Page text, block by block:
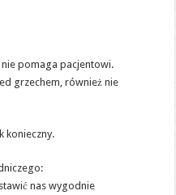
pomaga pacjentowi.
grzechem, również nie
konieczny.
nas wygodnie